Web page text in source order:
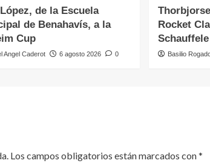
de la Escuela
de Benahavís, a la
Cup
Angel Caderot 6 agosto 2026 0
Rocket
Basilio
Los campos obligatorios están marcados con*